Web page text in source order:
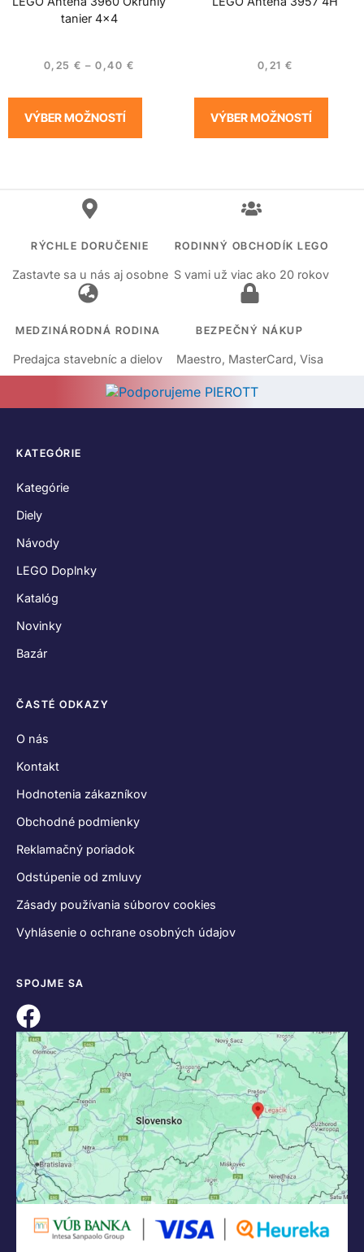
tanier 4×4
0,25€ – 0,40 €
VÝBER MOŽNOSTÍ
0,21 €
VÝBER MOŽNOSTÍ
RÝCHLE DORUČENIE
Zastavte sa u nás aj osobne
RODINNÝ OBCHODÍK LEGO
S vami už viac ako 20 rokov
MEDZINÁRODNÁ RODINA
Predajca stavebníc a dielov
BEZPEČNÝ NÁKUP
Maestro, MasterCard, Visa
KATEGÓRIE
Kategórie
Diely
Návody
LEGO Doplnky
Katalóg
Novinky
Bazár
ČASTÉ ODKAZY
O nás
Kontakt
Hodnotenia zákazníkov
Obchodné podmienky
Reklamačný poriadok
Odstúpenie od zmluvy
Zásady používania súborov cookies
Vyhlásenie o ochrane osobných údajov
SPOJME SA